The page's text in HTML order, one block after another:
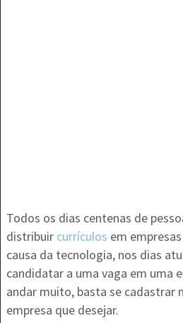
Todos os dias centenas de
distribuir currículos em
causa da tecnologia, nos dias
candidatar a uma vaga em uma
andar muito, basta se cadastrar
empresa que desejar.